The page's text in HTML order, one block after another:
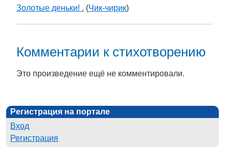
Золотые деньки! . (Чик-чирик)
Комментарии к стихотворению
Это произведение ещё не комментировали.
Регистрация на портале
Вход
Регистрация